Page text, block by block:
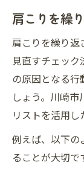
肩こりを繰
肩こりを繰り返
見直すチェック
の原因となる
しょう。川崎
リストを活用し
例えば、以下の
ることが大切で